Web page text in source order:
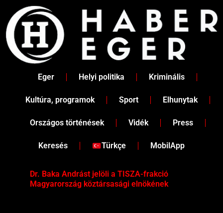
content
Eger Helyi politika Kriminális
Kultúra, programok Sport Elhunytak
Országos történések Vidék Press
Keresés Türkçe MobilApp
Dr. Baka Andrást jelöli a TISZA-frakció
Magyarország köztársasági elnökének